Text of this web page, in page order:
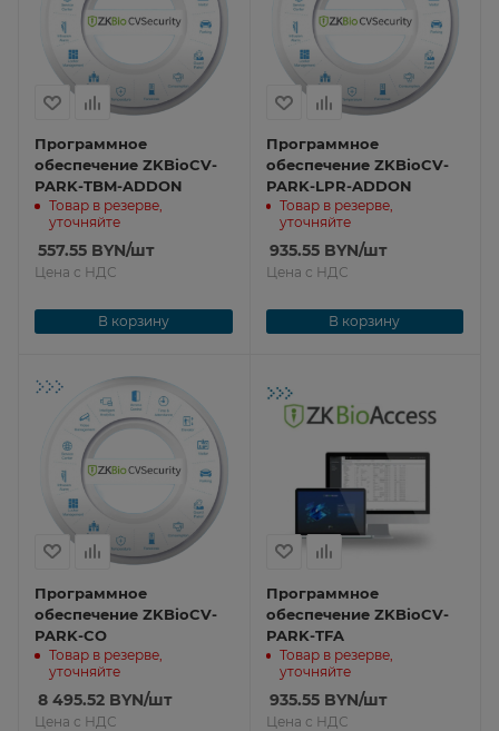
Программное
обеспечение ZKBioCV-
PARK-TBM-ADDON
Товар в резерве,
уточняйте
557.55 BYN/шт
Цена с НДС
В корзину
Программное
обеспечение ZKBioCV-
PARK-LPR-ADDON
Товар в резерве,
уточняйте
935.55BYN/шт
Цена с НДС
В корзину
Программное
обеспечение ZKBioCV-
PARK-CO
Товар в резерве,
уточняйте
8 495.52 BYN/шт
Цена с НДС
Программное
обеспечение ZKBioCV-
PARK-TFA
Товар в резерве,
уточняйте
935.55BYN/шт
Цена с НДС